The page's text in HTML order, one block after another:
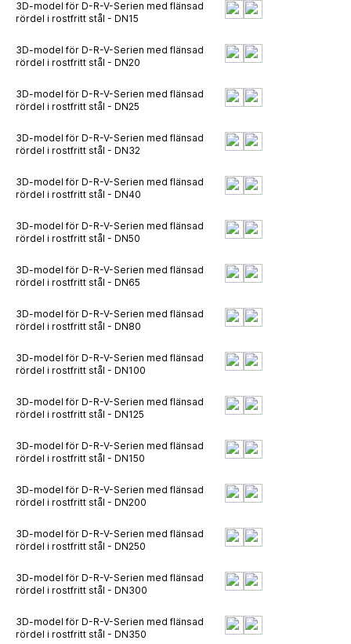
3D-model för D-R-V-Serien med flänsad
rördel i rostfritt stål - DN15
3D-model för D-R-V-Serien med flänsad
rördel i rostfritt stål - DN20
3D-model för D-R-V-Serien med flänsad
rördel i rostfritt stål - DN25
3D-model för D-R-V-Serien med flänsad
rördel i rostfritt stål - DN32
3D-model för D-R-V-Serien med flänsad
rördel i rostfritt stål - DN40
3D-model för D-R-V-Serien med flänsad
rördel i rostfritt stål - DN50
3D-model för D-R-V-Serien med flänsad
rördel i rostfritt stål - DN65
3D-model för D-R-V-Serien med flänsad
rördel i rostfritt stål - DN80
3D-model för D-R-V-Serien med flänsad
rördel i rostfritt stål - DN100
3D-model för D-R-V-Serien med flänsad
rördel i rostfritt stål - DN125
3D-model för D-R-V-Serien med flänsad
rördel i rostfritt stål - DN150
3D-model för D-R-V-Serien med flänsad
rördel i rostfritt stål - DN200
3D-model för D-R-V-Serien med flänsad
rördel i rostfritt stål - DN250
3D-model för D-R-V-Serien med flänsad
rördel i rostfritt stål - DN300
3D-model för D-R-V-Serien med flänsad
rördel i rostfritt stål - DN350